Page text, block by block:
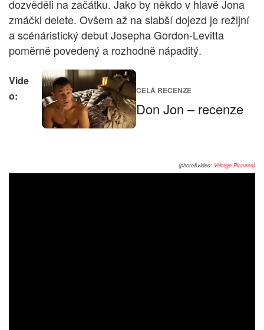
dozvěděli na začátku. Jako by někdo v hlavě Jona
zmáčkl delete. Ovšem až na slabší dojezd je režijní
a scénáristický debut Josepha Gordon-Levitta
poměrně povedený a rozhodně nápaditý.
CELÁ RECENZE
Don Jon – recenze
(photo&video: Voltage Pictures)
Vide
o: